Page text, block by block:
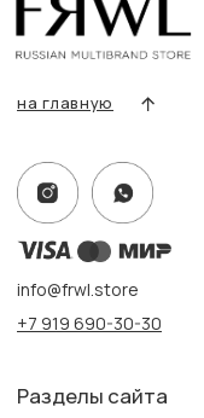
Информация
Политика конфиденциальности
Публичная оферта
Создание сайта
Адрес:
г. Казань, ул. Проспект Победы,